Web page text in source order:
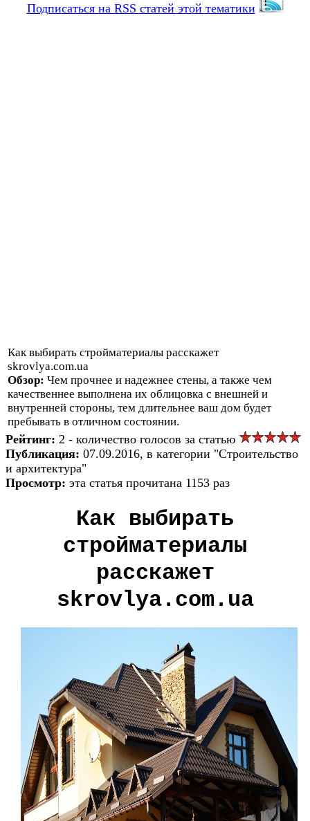
Подписаться на RSS статей этой тематики
Как выбирать стройматериалы расскажет
skrovlya.com.ua
Обзор: Чем прочнее и надежнее стены, а также чем
качественнее выполнена их облицовка с внешней и
внутренней стороны, тем длительнее ваш дом будет
пребывать в отличном состоянии.
Рейтинг: 2 - количество голосов за статью
Публикация: 07.09.2016, в категории "Строительство
и архитектура"
Просмотр: эта статья прочитана 1153 раз
Как выбирать
стройматериалы
расскажет
skrovlya.com.ua